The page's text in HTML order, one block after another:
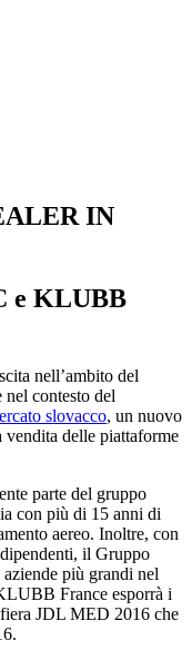
IN
e KLUBB
nell’ambito del
nel contesto del
slovacco, un nuovo
delle piattaforme
parte del gruppo
con più di 15 anni di
aereo. Inoltre, con
il Gruppo
più grandi nel
France esporrà i
JDL MED 2016 che